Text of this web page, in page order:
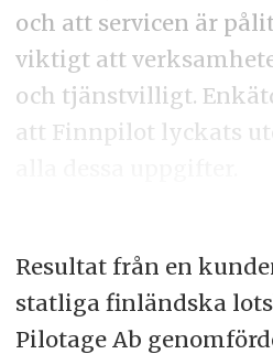
och att servicen är
viktigt att
och tjänstvilligt.
att Finnpilot lyckats
Resultat från en
statliga finländska
Pilotage Ab